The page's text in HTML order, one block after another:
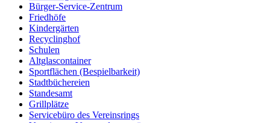
Bürger-Service-Zentrum
Friedhöfe
Kindergärten
Recyclinghof
Schulen
Altglascontainer
Sportflächen (Bespielbarkeit)
Stadtbüchereien
Standesamt
Grillplätze
Servicebüro des Vereinsrings